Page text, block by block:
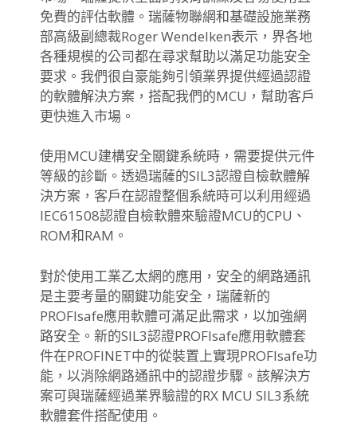
免費的評估軟體。瑞薩物聯網和基礎設施業務
部高級副總裁Roger Wendelken表示，界各地
各種規模的公司都在尋求幫助以滿足功能安全
要求。我們很自豪能夠引領業界提供經過認證
的軟體解決方案，搭配我們的MCU，幫助客戶
更快進入市場。
使用MCU建構安全關鍵系統時，需要提供元件
等級的診斷。透過瑞薩的SIL3認證自檢軟體解
決方案，客戶在認證整個系統時可以利用經過
IEC61508認證自檢軟體來驗證MCU的CPU、
ROM和RAM。
對於使用工業乙太網的應用，安全的網路通訊
是主要考量的關鍵功能安全，瑞薩新的
PROFIsafe應用軟體可滿足此需求，以加強網
路安全。新的SIL3認證PROFIsafe應用軟體套
件在PROFINET中的從裝置上實現PROFIsafe功
能，以消除網路通訊中的認證步驟。該解決方
案可與瑞薩經過業界驗證的RX MCU SIL3系統
軟體套件搭配使用。